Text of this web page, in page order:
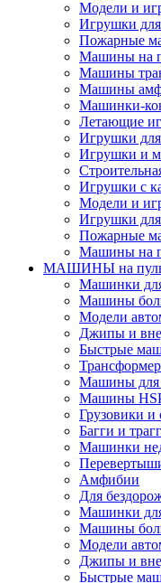
Модели и
Игрушки для
Пожарные
Машины на
Машины
Машины
Машинки-
Летающие
Игрушки для
Игрушки и
Игрушки с
Модели и
Игрушки для
Пожарные
Машины на
МАШИНЫ на
Машинки
Машины
Модели
Джипы и
Быстрые
Машины для
Машины
Грузовики и
Багги и
Машинки
Амфибии
Для
Машинки
Машины
Модели
Джипы и
Быстрые